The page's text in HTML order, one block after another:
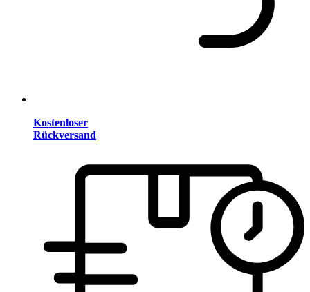
Kostenloser
Rückversand